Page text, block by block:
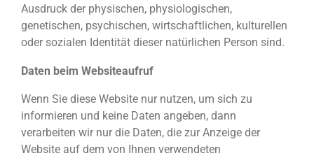
Ausdruck der physischen, physiologischen,
genetischen, psychischen, wirtschaftlichen, kulturellen
oder sozialen Identität dieser natürlichen Person sind.
Daten beim Websiteaufruf
Wenn Sie diese Website nur nutzen, um sich zu
informieren und keine Daten angeben, dann
verarbeiten wir nur die Daten, die zur Anzeige der
Website auf dem von Ihnen verwendeten